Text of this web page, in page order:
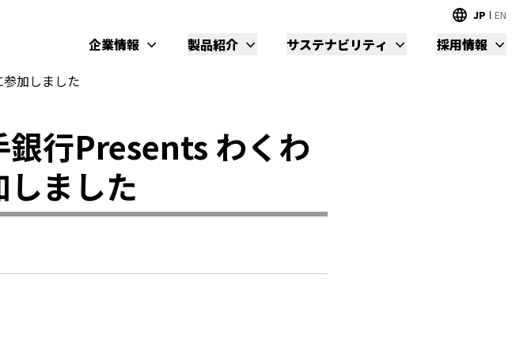
JP EN
企業情報 製品紹介 サステナビリティ
採用情報
加しました
銀行Presents わくわ
ました